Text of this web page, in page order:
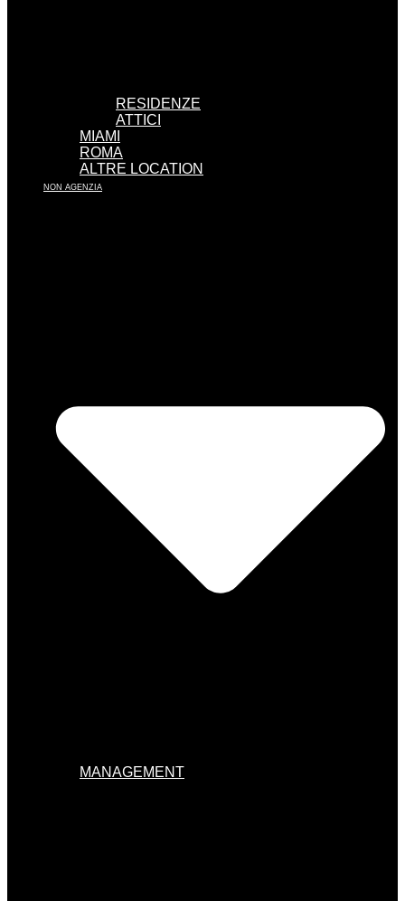
RESIDENZE
ATTICI
MIAMI
ROMA
ALTRE LOCATION
NON AGENZIA
MANAGEMENT